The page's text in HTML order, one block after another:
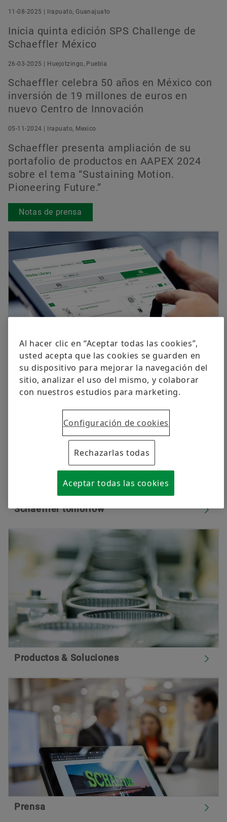
Pedir ahora
11-08-2025 | Irapuato, Guanajuato
Inicia quinta edición SPS Challenge de
Schaeffler México
26-03-2025 | Huejotzingo, Puebla
Schaeffler celebra 50 años en México con
inversión de 19 millones de euros en
nuevo Centro de Innovación
05-11-2024 | Irapuato, Mexico
Schaeffler presenta ampliación de su
portafolio de productos en AAPEX 2024
sobre el tema “Sustaining Motion.
Pioneering Future.”
Notas de prensa
Biblioteca digital
Schaeffler tomorrow
Productos & Soluciones
Prensa
Al hacer clic en “Aceptar todas las cookies”,
usted acepta que las cookies se guarden en
su dispositivo para mejorar la navegación del
sitio, analizar el uso del mismo, y colaborar
con nuestros estudios para marketing.
Configuración de cookies
Rechazarlas todas
Aceptar todas las cookies